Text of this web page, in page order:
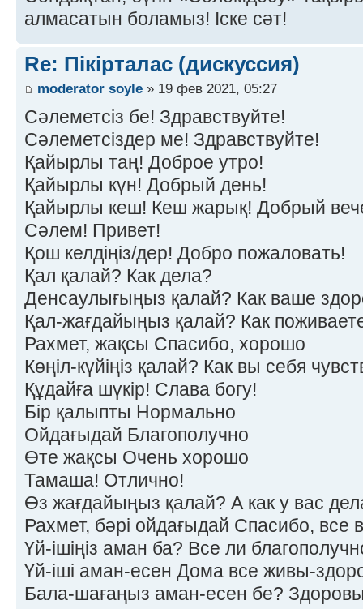
алмасатын боламыз! Іске сәт!
Re: Пікірталас (дискуссия)
moderator soyle » 19 фев 2021, 05:27
Сәлеметсіз бе! Здравствуйте!
Сәлеметсіздер ме! Здравствуйте!
Қайырлы таң! Доброе утро!
Қайырлы күн! Добрый день!
Қайырлы кеш! Кеш жарық! Добрый
Сәлем! Привет!
Қош келдіңіз/дер! Добро пожаловать!
Қал қалай? Как дела?
Денсаулығыңыз қалай? Как ваше
Қал-жағдайыңыз қалай? Как
Рахмет, жақсы Спасибо, хорошо
Көңіл-күйіңіз қалай? Как вы себя
Құдайға шүкір! Слава богу!
Бір қалыпты Нормально
Ойдағыдай Благополучно
Өте жақсы Очень хорошо
Тамаша! Отлично!
Өз жағдайыңыз қалай? А как у вас
Рахмет, бәрі ойдағыдай Спасибо, все
Үй-ішіңіз аман ба? Все ли
Үй-іші аман-есен Дома все живы-
Бала-шағаңыз аман-есен бе?